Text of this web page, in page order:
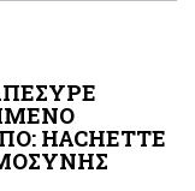
HACHETTE